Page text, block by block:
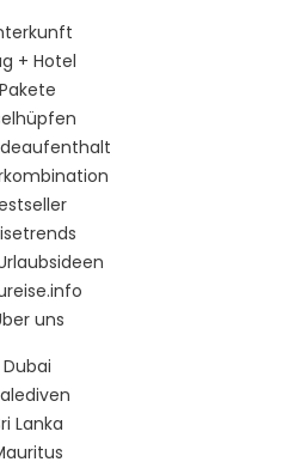
+ Hotel
Pakete
uns
Dubai
Lanka